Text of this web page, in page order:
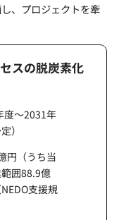
、プロジェクトを牽
スの脱炭素化
度〜2031年
）
円（うち当
囲88.9億
支援規